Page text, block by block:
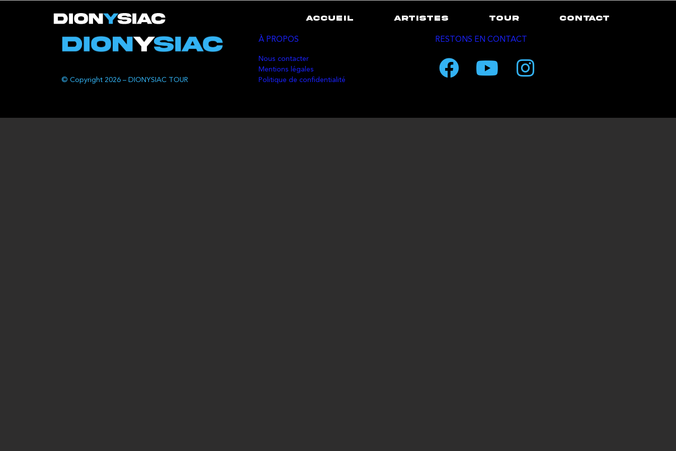
ACCUEIL ARTISTES TOUR CONTACT
© Copyright 2026 – DIONYSIAC TOUR
À PROPOS
Nous contacter
Mentions légales
Politique de confidentialité
RESTONS EN CONTACT